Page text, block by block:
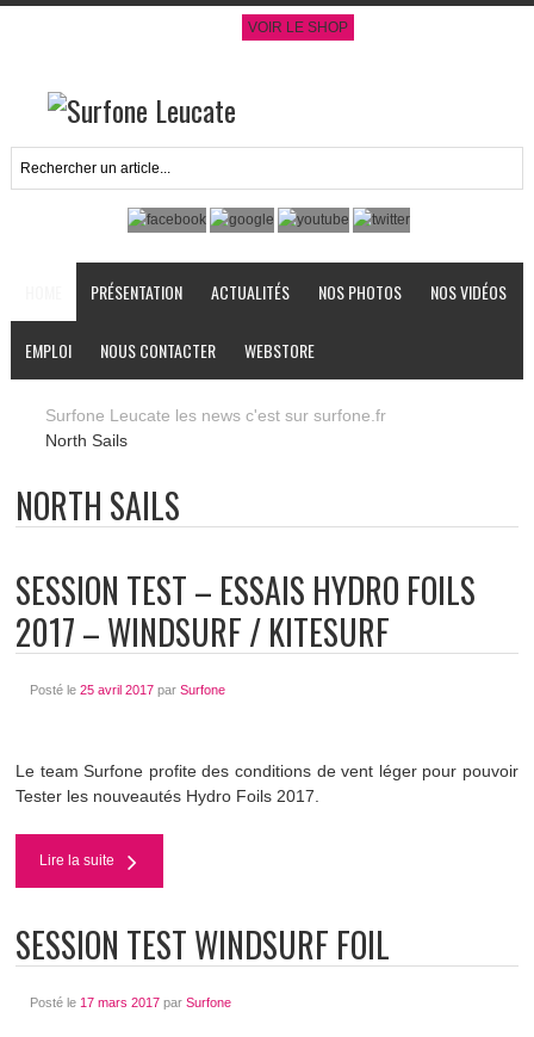
VOIR LE SHOP
PRÉSENTATION ACTUALITÉS NOS PHOTOS NOS VIDÉOS
EMPLOI NOUS CONTACTER WEBSTORE
Surfone Leucate les news c'est sur surfone.fr
North Sails
NORTH SAILS
SESSION TEST – ESSAIS HYDRO FOILS
2017 – WINDSURF / KITESURF
Posté le 25 avril 2017par Surfone
Le team Surfone profite des conditions de vent léger pour pouvoir
Tester les nouveautés Hydro Foils 2017.
Lire la suite
SESSION TEST WINDSURF FOIL
Posté le 17 mars 2017par Surfone